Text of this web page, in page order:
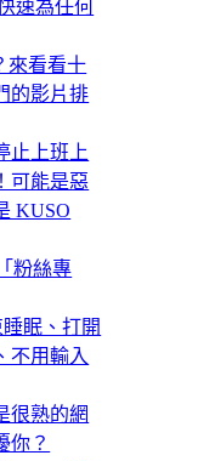
速為任何
來看看十
的影片排
止上班上
可能是惡
KUSO
粉絲專
眠、打開
不用輸入
很熟的網
你？